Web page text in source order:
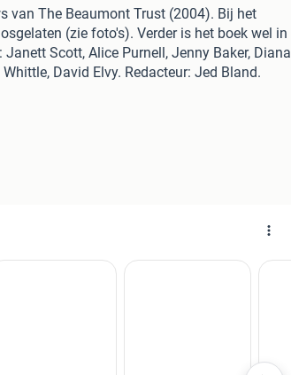
van The Beaumont Trust (2004). Bij het
(zie foto's). Verder is het boek wel in
Scott, Alice Purnell, Jenny Baker, Diana
David Elvy. Redacteur: Jed Bland.